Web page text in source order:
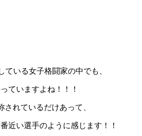
ている女子格闘家の中でも、
ていますよね！！！
されているだけあって、
近い選手のように感じます！！